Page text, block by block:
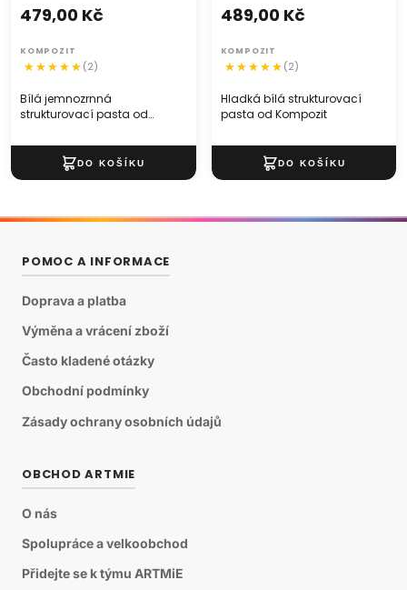
Bílá jemnozrnná
strukturovací pasta od
479,00 Kč
KOMPOZIT
(2)
Hladká bílá strukturovací
pasta od Kompozit
489,00 Kč
KOMPOZIT
(2)
POMOC A INFORMACE
Doprava a platba
Výměna a vrácení zboží
Často kladené otázky
Obchodní podmínky
Zásady ochrany osobních údajů
OBCHOD ARTMIE
O nás
Spolupráce a velkoobchod
Přidejte se k týmu ARTMiE